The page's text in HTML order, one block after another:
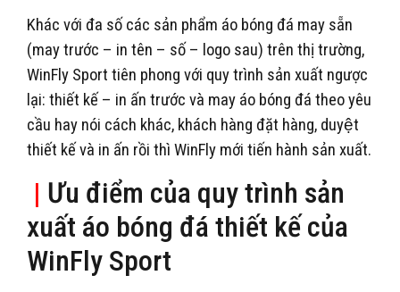
Khác với đa số các sản phẩm áo bóng đá may sẵn
(may trước – in tên – số – logo sau) trên thị trường,
WinFly Sport tiên phong với quy trình sản xuất ngược
lại: thiết kế – in ấn trước và may áo bóng đá theo yêu
cầu hay nói cách khác, khách hàng đặt hàng, duyệt
thiết kế và in ấn rồi thì WinFly mới tiến hành sản xuất.
| Ưu điểm của quy trình sản
xuất áo bóng đá thiết kế của
WinFly Sport